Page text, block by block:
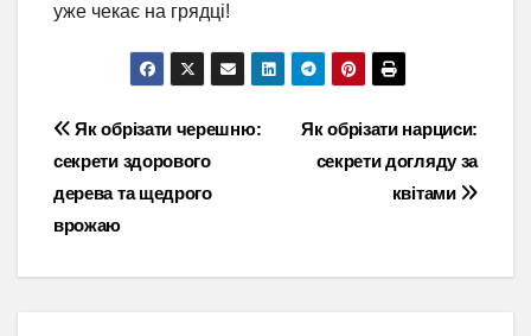
уже чекає на грядці!
Навігація
записів
Як обрізати нарциси:
секрети догляду за
квітами
Як обрізати черешню:
секрети здорового
дерева та щедрого
врожаю